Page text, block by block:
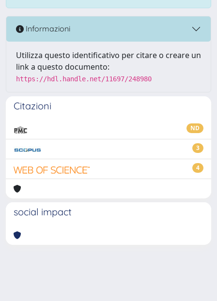
Informazioni
Utilizza questo identificativo per citare o creare un
link a questo documento:
https://hdl.handle.net/11697/248980
Citazioni
ND
3
4
social impact